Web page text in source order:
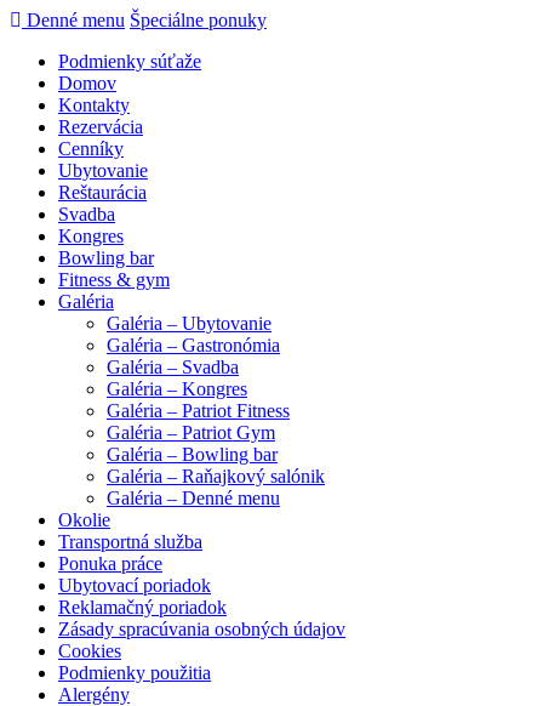
Denné menu Špeciálne ponuky
Podmienky súťaže
Domov
Kontakty
Rezervácia
Cenníky
Ubytovanie
Reštaurácia
Svadba
Kongres
Bowling bar
Fitness & gym
Galéria
Galéria – Ubytovanie
Galéria – Gastronómia
Galéria – Svadba
Galéria – Kongres
Galéria – Patriot Fitness
Galéria – Patriot Gym
Galéria – Bowling bar
Galéria – Raňajkový salónik
Galéria – Denné menu
Okolie
Transportná služba
Ponuka práce
Ubytovací poriadok
Reklamačný poriadok
Zásady spracúvania osobných údajov
Cookies
Podmienky použitia
Alergény